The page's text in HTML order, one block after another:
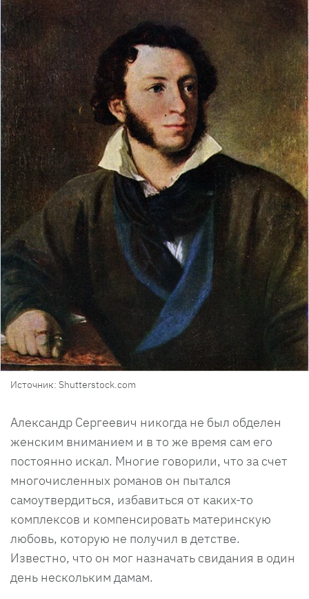
Источник: Shutterstock.com
Александр Сергеевич никогда не был обделен
женским вниманием и в то же время сам его
постоянно искал. Многие говорили, что за счет
многочисленных романов он пытался
самоутвердиться, избавиться от каких-то
комплексов и компенсировать материнскую
любовь, которую не получил в детстве.
Известно, что он мог назначать свидания в один
день нескольким дамам.